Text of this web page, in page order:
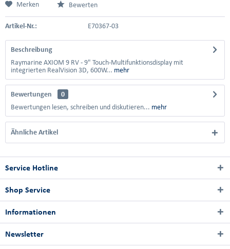
Merken Bewerten
Artikel-Nr.: E70367-03
Beschreibung
Raymarine AXIOM 9 RV - 9" Touch-Multifunktionsdisplay mit
integrierten RealVision 3D, 600W... mehr
Bewertungen
0
Bewertungen lesen, schreiben und diskutieren... mehr
Ähnliche Artikel
Service Hotline
Shop Service
Informationen
Newsletter